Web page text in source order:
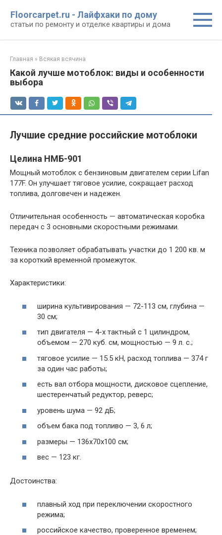
контенту
Floorcarpet.ru - Лайфхаки по дому
статьи по ремонту и отделке квартиры и дома
Главная » Всякая всячина
Какой лучше мотоблок: виды и особенности
выбора
Лучшие средние российские мотоблоки
Целина НМБ-901
Мощный мотоблок с бензиновым двигателем серии Lifan
177F. Он улучшает тяговое усилие, сокращает расход
топлива, долговечен и надежен.
Отличительная особенность — автоматическая коробка
передач с 3 основными скоростными режимами.
Техника позволяет обрабатывать участки до 1 200 кв. м
за короткий временной промежуток.
Характеристики:
ширина культивирования — 72-113 см, глубина —
30 см;
тип двигателя — 4-х тактный с 1 цилиндром,
объемом — 270 куб. см, мощностью — 9 л. с.;
тяговое усилие — 15.5 кН, расход топлива — 374 г
за один час работы;
есть вал отбора мощности, дисковое сцепление,
шестеренчатый редуктор, реверс;
уровень шума — 92 дБ;
объем бака под топливо — 3, 6 л;
размеры — 136х70х100 см;
вес — 123 кг.
Достоинства:
плавный ход при переключении скоростного
режима;
российское качество, проверенное временем;